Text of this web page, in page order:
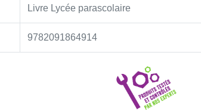
Livre Lycée parascolaire
9782091864914